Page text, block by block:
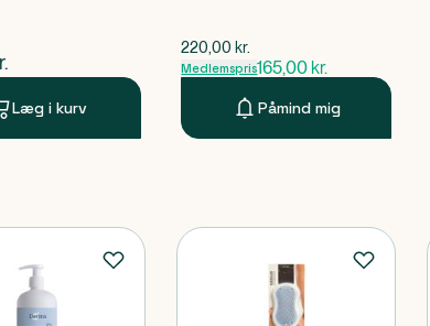
pris
Læg i kurv
$gammel pris
220,00 kr.
Medlemspris165,00 kr.
Påmind mig